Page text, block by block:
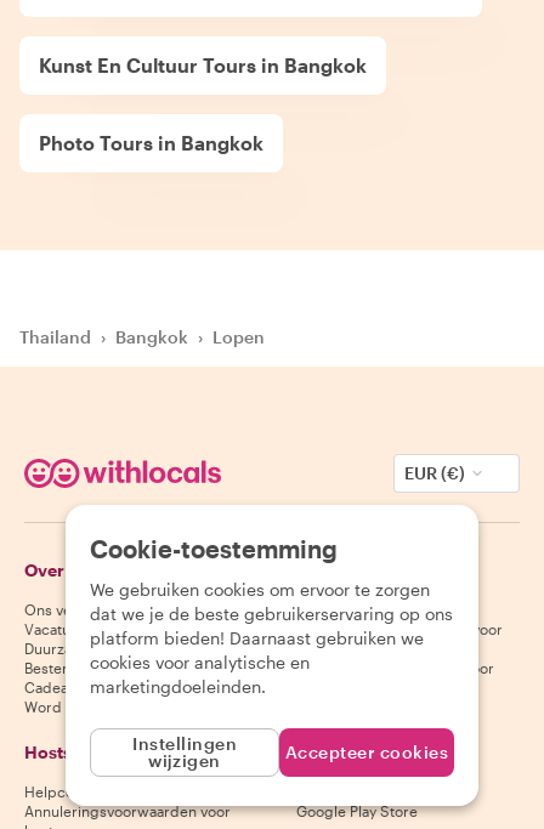
Kunst En Cultuur Tours in Bangkok
Photo Tours in Bangkok
Thailand › Bangkok › Lopen
EUR (€)
Over Withlocals
Ons verhaal
Vacatures
Duurzaamheid
Bestemmingen
Cadeaubonnen
Word partner
Gasten
Helpcentrum voor gasten
Annuleringsvoorwaarden voor
gasten
Algemene voorwaarden voor
Hosts
Helpcentrum voor hosts
Annuleringsvoorwaarden voor
Download onze app
Google Play Store
Cookie-toestemming
We gebruiken cookies om ervoor te zorgen
dat we je de beste gebruikerservaring op ons
platform bieden! Daarnaast gebruiken we
cookies voor analytische en
marketingdoeleinden.
Instellingen
wijzigen
Accepteer cookies